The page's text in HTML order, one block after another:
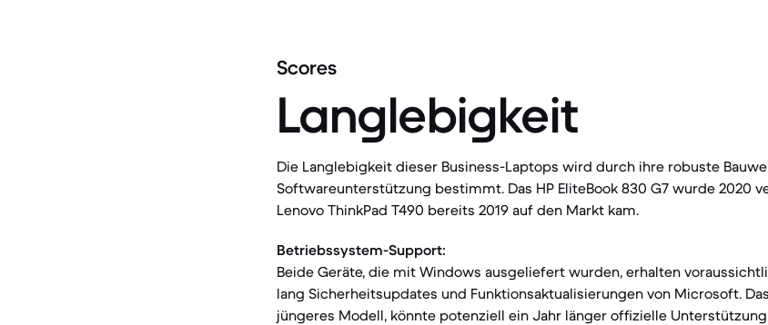
Scores
Langlebigkeit
Die Langlebigkeit dieser Business-Laptops wird durch ihre robuste
Softwareunterstützung bestimmt. Das HP EliteBook 830 G7 wurde 2020
Lenovo ThinkPad T490 bereits 2019 auf den Markt kam.
Betriebssystem-Support:
Beide Geräte, die mit Windows ausgeliefert wurden, erhalten
lang Sicherheitsupdates und Funktionsaktualisierungen von Microsoft.
jüngeres Modell, könnte potenziell ein Jahr länger offizielle